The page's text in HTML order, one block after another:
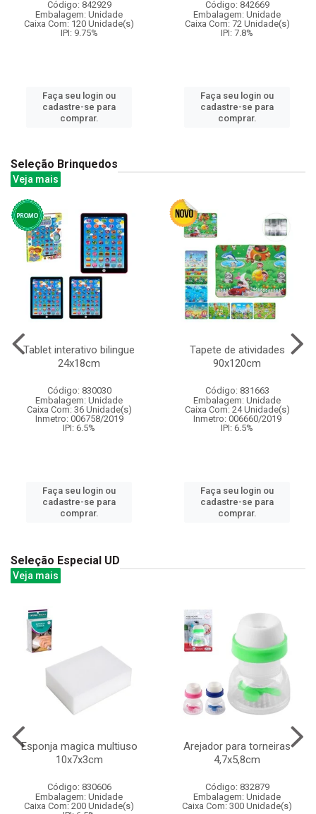
Código: 842929
Embalagem: Unidade
Caixa Com: 120 Unidade(s)
IPI: 9.75%
Faça seu login ou
cadastre-se para
comprar.
Código: 842669
Embalagem: Unidade
Caixa Com: 72 Unidade(s)
IPI: 7.8%
Faça seu login ou
cadastre-se para
comprar.
Seleção Brinquedos
Veja mais
Tablet interativo bilingue
24x18cm
Código: 830030
Embalagem: Unidade
Caixa Com: 36 Unidade(s)
Inmetro: 006758/2019
IPI: 6.5%
Faça seu login ou
cadastre-se para
comprar.
Tapete de atividades
90x120cm
Código: 831663
Embalagem: Unidade
Caixa Com: 24 Unidade(s)
Inmetro: 006660/2019
IPI: 6.5%
Faça seu login ou
cadastre-se para
comprar.
Seleção Especial UD
Veja mais
Esponja magica multiuso
10x7x3cm
Código: 830606
Embalagem: Unidade
Caixa Com: 200 Unidade(s)
Arejador para torneiras
4,7x5,8cm
Código: 832879
Embalagem: Unidade
Caixa Com: 300 Unidade(s)